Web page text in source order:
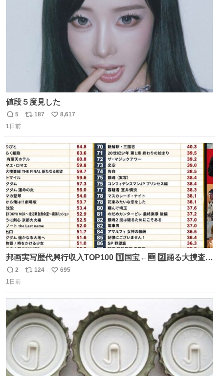
値段５度見した
返
信
5
リ
ト
数
187
い
数
8,617
1日前
邦画実写歴代興行収入TOP100 1️⃣国宝←🆕 2️⃣踊る大捜査線
THE MOVIE2 3️⃣南極物語 4️⃣踊る大捜査線 THE MOVIE 5️⃣
子猫物語 6️⃣劇場版コード・ブルー 7️⃣天と地と 8️⃣永遠の0
どなく、お別れです←🆕 … 60位 キングダム 魂の決戦←🆕
返
信
2
リ
ト
数
124
い
695
1日前